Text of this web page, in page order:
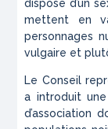
dispose d’un
mettent en
personnages
vulgaire et
Le Conseil
a introduit
d’association